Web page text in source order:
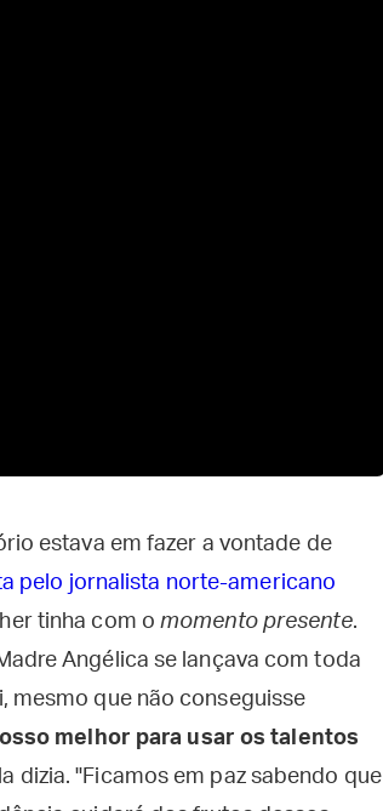
estava em fazer a vontade de
pelo jornalista norte-americano
tinha com omomento presente.
Angélica se lançava com toda
mesmo que não conseguisse
melhor para usar os talentos
dizia. "Ficamos em paz sabendo que